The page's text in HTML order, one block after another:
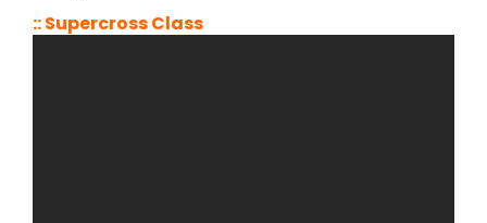
:: Supercross Class